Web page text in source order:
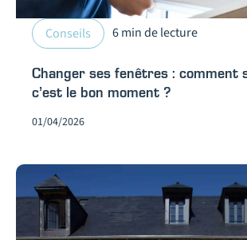
Conseils 6 min de lecture
Changer ses fenêtres : comment
c’est le bon moment ?
01/04/2026